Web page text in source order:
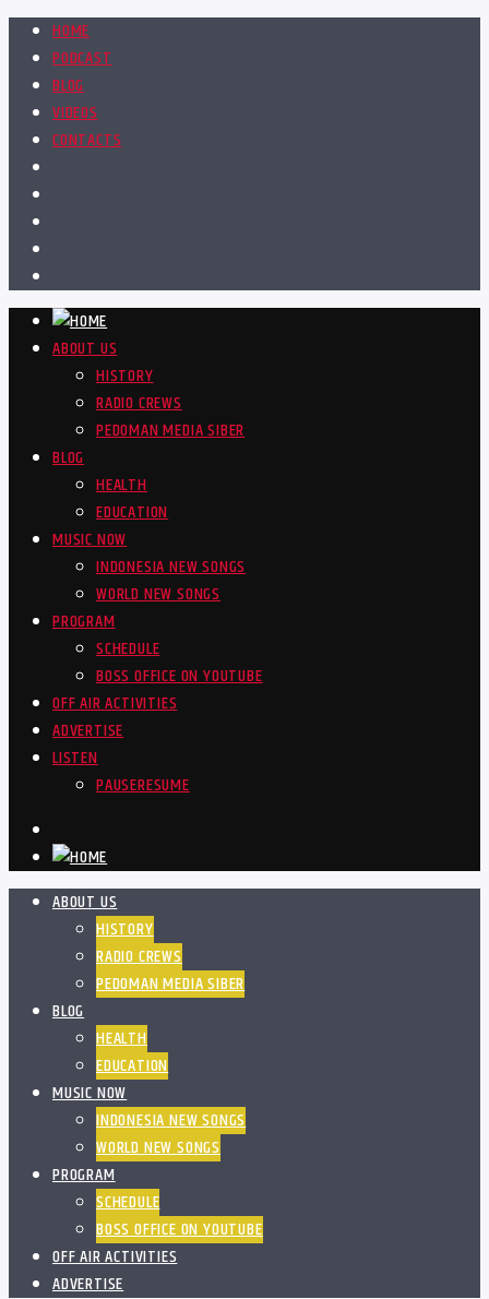
HOME
PODCAST
BLOG
VIDEOS
CONTACTS
ABOUT US
HISTORY
RADIO CREWS
PEDOMAN MEDIA SIBER
BLOG
HEALTH
EDUCATION
MUSIC NOW
INDONESIA NEW SONGS
WORLD NEW SONGS
PROGRAM
SCHEDULE
BOSS OFFICE ON YOUTUBE
OFF AIR ACTIVITIES
ADVERTISE
LISTEN
PAUSERESUME
ABOUT US
HISTORY
RADIO CREWS
PEDOMAN MEDIA SIBER
BLOG
HEALTH
EDUCATION
MUSIC NOW
INDONESIA NEW SONGS
WORLD NEW SONGS
PROGRAM
SCHEDULE
BOSS OFFICE ON YOUTUBE
OFF AIR ACTIVITIES
ADVERTISE